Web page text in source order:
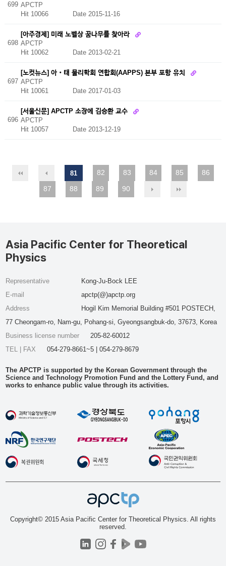
699 APCTP
Hit 10066
Date 2015-11-16
698
[아주경제] 미래 노벨상 꿈나무를 찾아라
APCTP
Hit 10062
Date 2013-02-21
697
[노컷뉴스] 아‧태 물리학회 연합회(AAPPS) 본부 포항 유치
APCTP
Hit 10061
Date 2017-01-03
696
[서울신문] APCTP 소장에 김승환 교수
APCTP
Hit 10057
Date 2013-12-19
81 82 83 84 85
86
87
88 89 90
Asia Pacific Center for Theoretical
Physics
Representative
Kong-Ju-Bock LEE
E-mail
apctp(@)apctp.org
Address
Hogil Kim Memorial Building #501 POSTECH,
77 Cheongam-ro, Nam-gu, Pohang-si, Gyeongsangbuk-do, 37673, Korea
Business license number
205-82-60012
TEL | FAX
054-279-8661~5 | 054-279-8679
The APCTP is supported by the Korean Government through the
Science and Technology Promotion Fund and the Lottery Fund, and
works to enhance public value through its activities.
Copyright© 2015 Asia Pacific Center for Theoretical Physics. All rights
reserved.